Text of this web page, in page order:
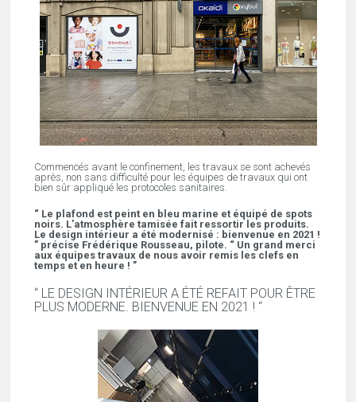
Commencés avant le confinement, les travaux se sont achevés
après, non sans difficulté pour les équipes de travaux qui ont
bien sûr appliqué les protocoles sanitaires.
“ Le plafond est peint en bleu marine et équipé de spots
noirs. L’atmosphère tamisée fait ressortir les produits.
Le design intérieur a été modernisé : bienvenue en 2021 !
” précise Frédérique Rousseau, pilote. “ Un grand merci
aux équipes travaux de nous avoir remis les clefs en
temps et en heure ! ”
“ LE DESIGN INTÉRIEUR A ÉTÉ REFAIT POUR ÊTRE
PLUS MODERNE. BIENVENUE EN 2021 ! “